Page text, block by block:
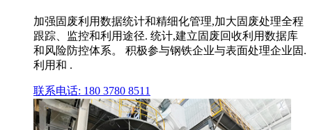
加强固废利用数据统计和精细化管理,加大固废处理全程
跟踪、监控和利用途径. 统计,建立固废回收利用数据库
和风险防控体系。 积极参与钢铁企业与表面处理企业固.
利用和 .
联系电话: 180 3780 8511